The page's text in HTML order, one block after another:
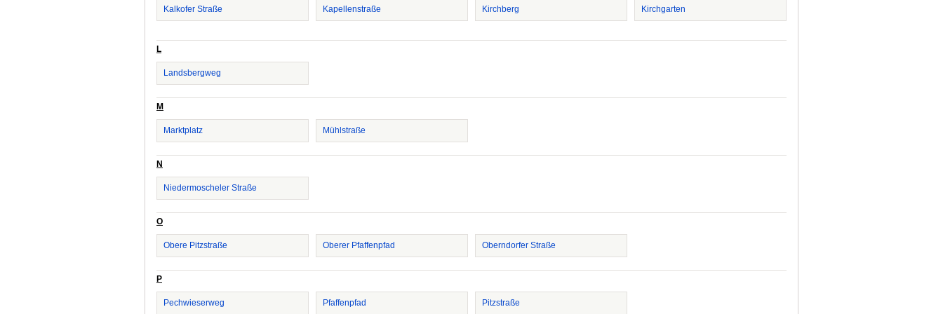
Kalkofer Straße Kapellenstraße Kirchberg Kirchgarten
L
Landsbergweg
M
Marktplatz Mühlstraße
N
Niedermoscheler Straße
O
Obere Pitzstraße Oberer Pfaffenpfad Oberndorfer Straße
P
Pechwieserweg Pfaffenpfad Pitzstraße